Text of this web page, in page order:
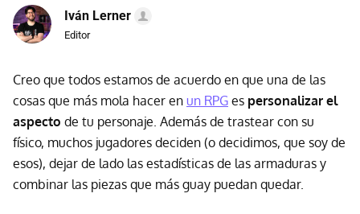
Iván Lerner
Editor
Creo que todos estamos de acuerdo en que una de las
cosas que más mola hacer en un RPG es personalizar el
aspecto de tu personaje. Además de trastear con su
físico, muchos jugadores deciden (o decidimos, que soy de
esos), dejar de lado las estadísticas de las armaduras y
combinar las piezas que más guay puedan quedar.